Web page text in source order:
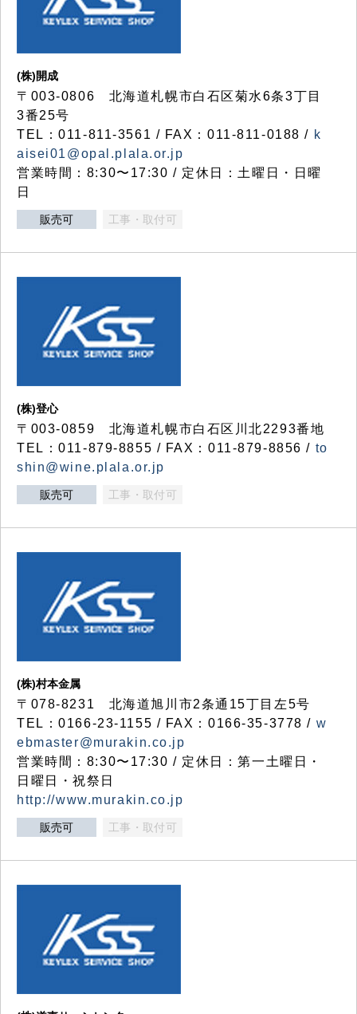
(株)開成
〒003-0806 北海道札幌市白石区菊水6条3丁目
3番25号
TEL：011-811-3561 / FAX：011-811-0188 / k
aisei01@opal.plala.or.jp
営業時間：8:30〜17:30 / 定休日：土曜日・日曜
日
販売可 工事・取付可
(株)登心
〒003-0859 北海道札幌市白石区川北2293番地
TEL：011-879-8855 / FAX：011-879-8856 / to
shin@wine.plala.or.jp
販売可 工事・取付可
(株)村本金属
〒078-8231 北海道旭川市2条通15丁目左5号
TEL：0166-23-1155 / FAX：0166-35-3778 / w
ebmaster@murakin.co.jp
営業時間：8:30〜17:30 / 定休日：第一土曜日・
日曜日・祝祭日
http://www.murakin.co.jp
販売可 工事・取付可